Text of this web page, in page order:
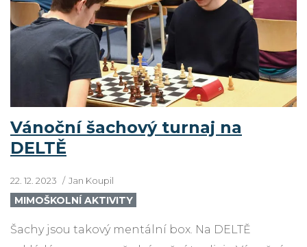
Vánoční šachový turnaj na
DELTĚ
22. 12. 2023 Jan Koupil
MIMOŠKOLNÍ AKTIVITY
Šachy jsou takový mentální box. Na DELTĚ